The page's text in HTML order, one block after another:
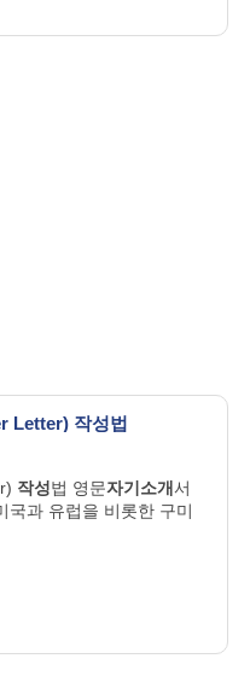
Letter) 작성법
작성법 영문자기소개서
국과 유럽을 비롯한 구미